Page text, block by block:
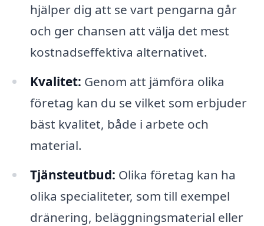
hjälper dig att se vart pengarna går
och ger chansen att välja det mest
kostnadseffektiva alternativet.
Kvalitet: Genom att jämföra olika
företag kan du se vilket som erbjuder
bäst kvalitet, både i arbete och
material.
Tjänsteutbud: Olika företag kan ha
olika specialiteter, som till exempel
dränering, beläggningsmaterial eller